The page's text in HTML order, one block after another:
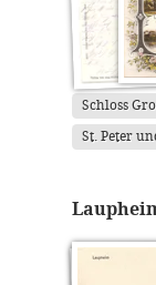
Schloss
St. Peter